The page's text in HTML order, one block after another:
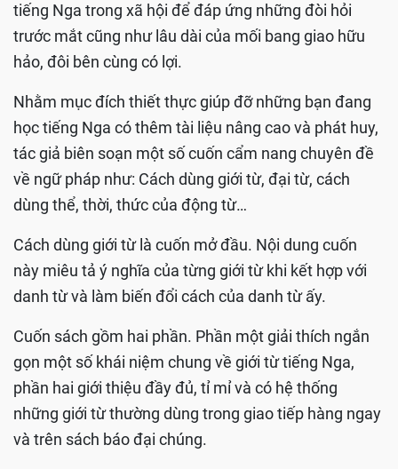
tiếng Nga trong xã hội để đáp ứng những đòi hỏi
trước mắt cũng như lâu dài của mối bang giao hữu
hảo, đôi bên cùng có lợi.
Nhằm mục đích thiết thực giúp đỡ những bạn đang
học tiếng Nga có thêm tài liệu nâng cao và phát huy,
tác giả biên soạn một số cuốn cẩm nang chuyên đề
về ngữ pháp như: Cách dùng giới từ, đại từ, cách
dùng thể, thời, thức của động từ…
Cách dùng giới từ là cuốn mở đầu. Nội dung cuốn
này miêu tả ý nghĩa của từng giới từ khi kết hợp với
danh từ và làm biến đổi cách của danh từ ấy.
Cuốn sách gồm hai phần. Phần một giải thích ngắn
gọn một số khái niệm chung về giới từ tiếng Nga,
phần hai giới thiệu đầy đủ, tỉ mỉ và có hệ thống
những giới từ thường dùng trong giao tiếp hàng ngay
và trên sách báo đại chúng.